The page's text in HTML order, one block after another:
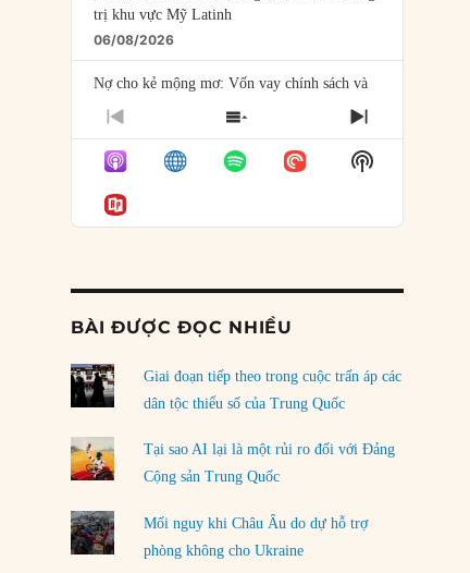
trị khu vực Mỹ Latinh
06/08/2026
Nợ cho kẻ mộng mơ: Vốn vay chính sách và
giới hạn của việc cho startup vay vốn
Mỹ Latinh đang trở thành “phòng thí nghiệm”
của phe cánh hữu mới
04/08/2026
Ngoại trưởng Nhật Bản?
Dương
03/08/2026
Đặt cược vào thất bại: Các quỹ đầu tư mạo
hiểm quốc gia và khía cạnh chính trị của vốn
02/08/2026
Làm thế nào để kết thúc Chiến tranh Iran?
PREVIOUS
EPISODE
SHOW
EPISODES
LIST
NEXT
EPISODE
Show
Podcast
BÀI ĐƯỢC ĐỌC NHIỀU
Giai đoạn tiếp theo trong cuộc trấn áp các
dân tộc thiểu số của Trung Quốc
Tại sao AI lại là một rủi ro đối với Đảng
Cộng sản Trung Quốc
Mối nguy khi Châu Âu do dự hỗ trợ
phòng không cho Ukraine